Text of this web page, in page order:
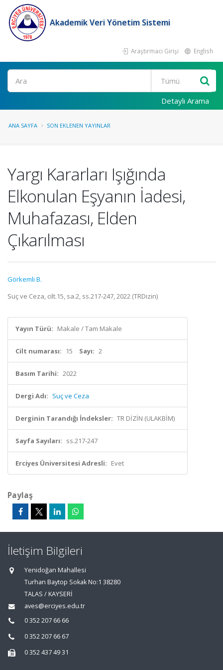
Akademik Veri Yönetim Sistemi
Araştırmacı Girişi English
Ara
Detaylı Arama
ANA SAYFA SON EKLENEN YAYINLAR
Yargı Kararları Işığında
Elkonulan Eşyanın İadesi,
Muhafazası, Elden
Çıkarılması
Görkemli B.
Suç ve Ceza, cilt.15, sa.2, ss.217-247, 2022 (TRDizin)
Yayın Türü: Makale / Tam Makale
Cilt numarası: 15 Sayı: 2
Basım Tarihi: 2022
Dergi Adı: Suç ve Ceza
Derginin Tarandığı İndeksler: TR DİZİN (ULAKBİM)
Sayfa Sayıları: ss.217-247
Erciyes Üniversitesi Adresli: Evet
Paylaş
İletişim Bilgileri
Yenidoğan Mahallesi
Turhan Baytop Sokak No:1 38280
TALAS / KAYSERİ
aves@erciyes.edu.tr
0 352 207 66 66
0 352 207 66 67
0 352 437 49 31